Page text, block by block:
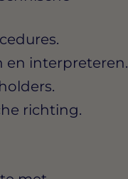
en interpreteren.
richting.